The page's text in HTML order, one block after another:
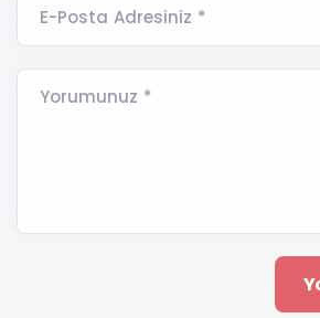
E-Posta Adresiniz *
Yorumunuz *